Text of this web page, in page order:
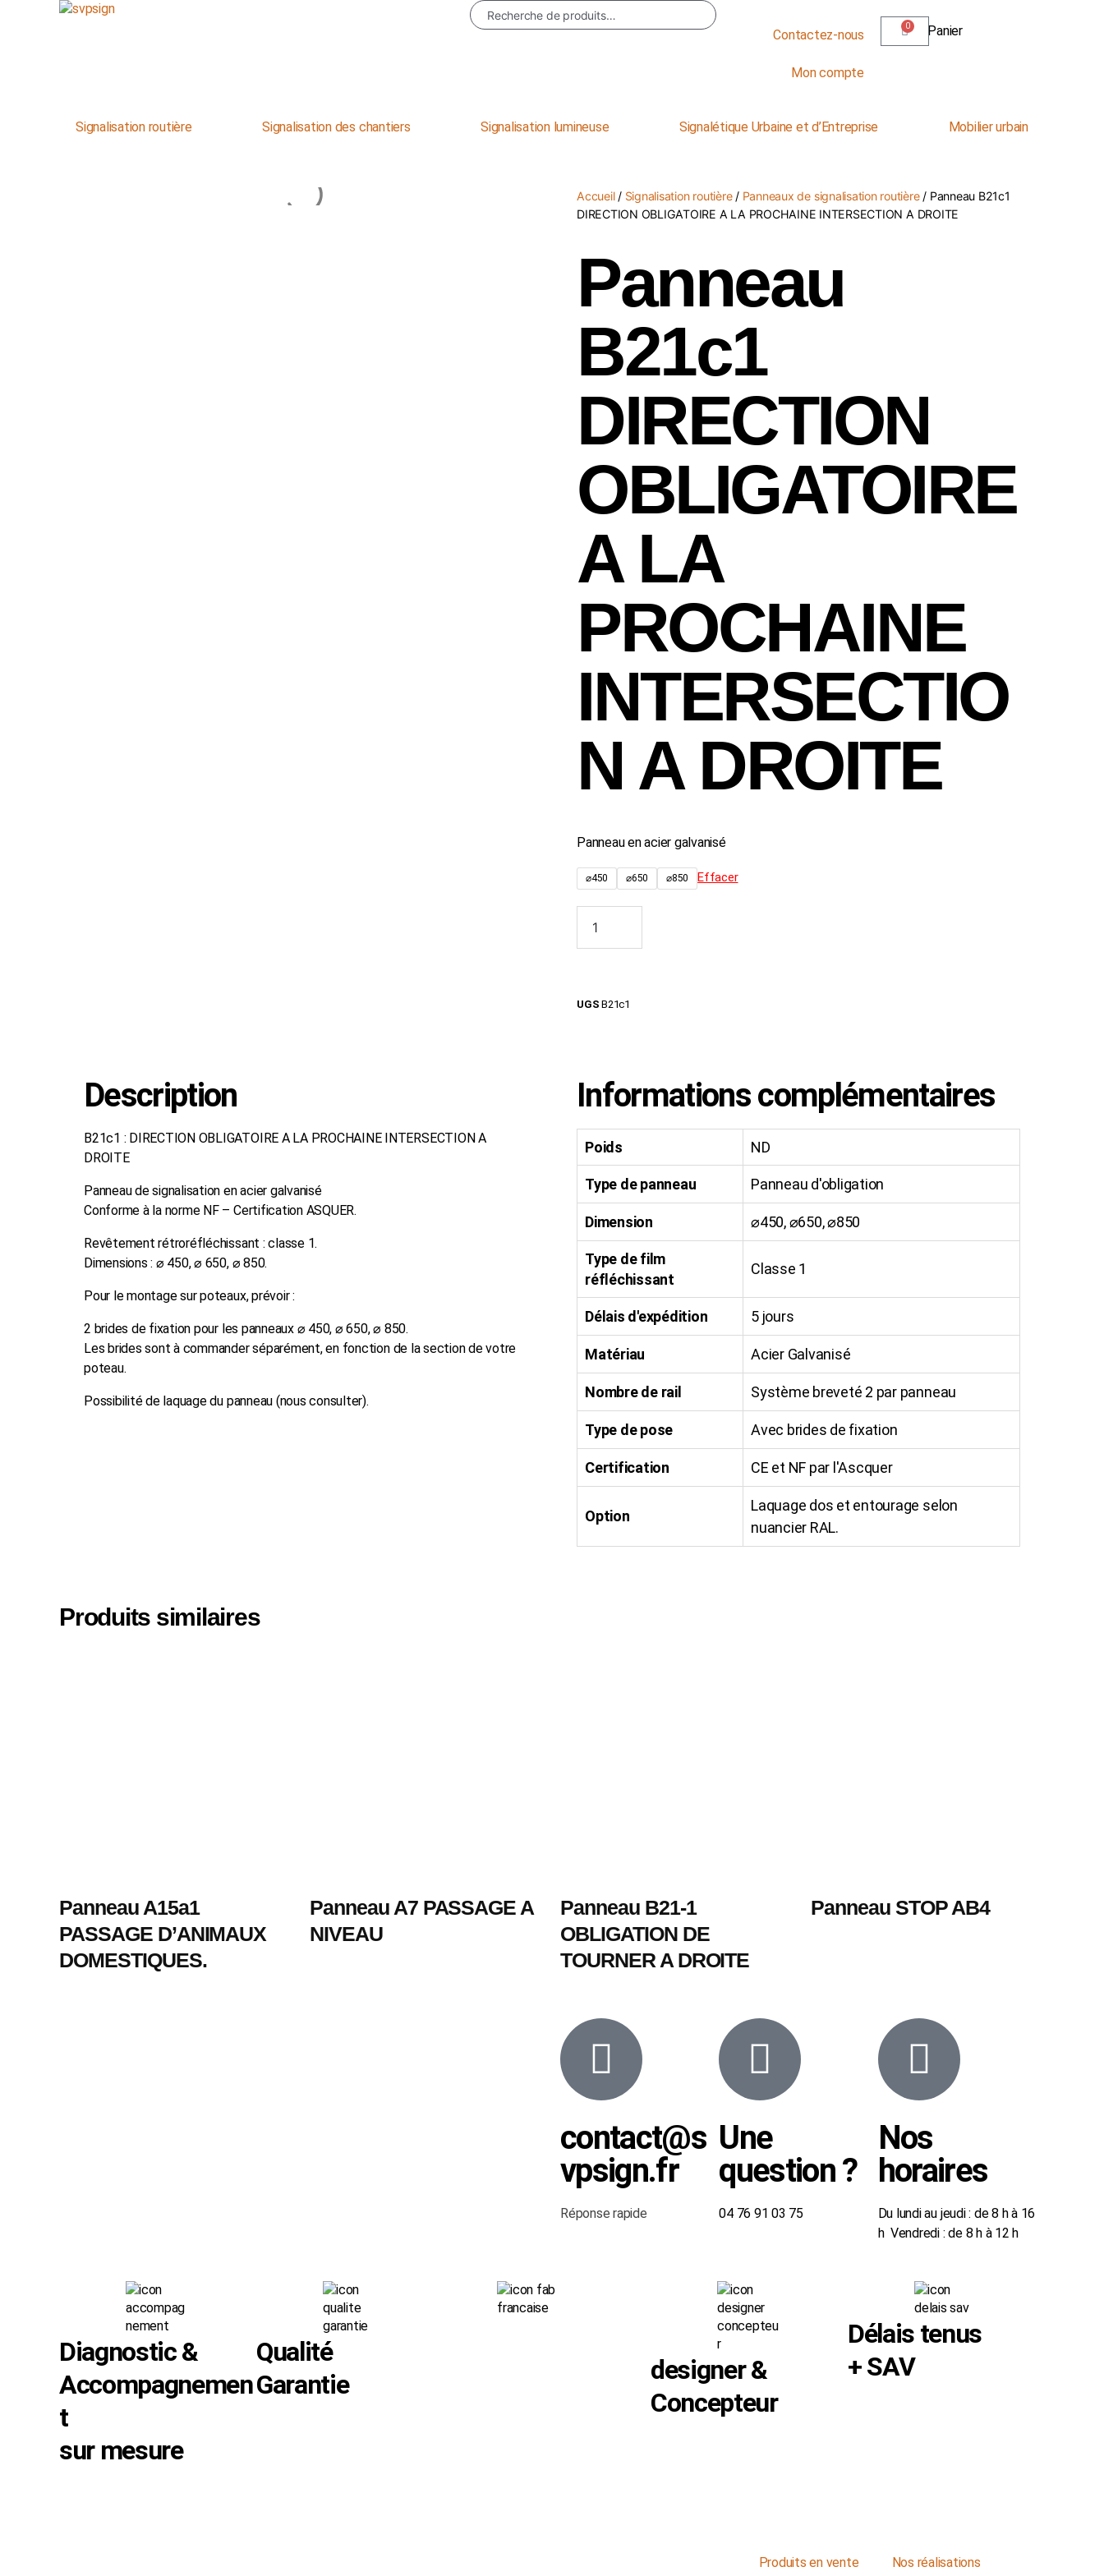
Contactez-nous
Mon compte
Panier
0
Signalisation routière Signalisation des chantiers Signalisation lumineuse Signalétique Urbaine et d’Entreprise Mobilier urbain
Accueil/ Signalisation routière/ Panneaux de signalisation routière/ Panneau B21c1
DIRECTION OBLIGATOIRE A LA PROCHAINE INTERSECTION A DROITE
Panneau
B21c1
DIRECTION
OBLIGATOIRE
A LA
PROCHAINE
INTERSECTIO
N A DROITE
Panneau en acier galvanisé
⌀450 ⌀650 ⌀850 Effacer
UGSB21c1
Description
B21c1 : DIRECTION OBLIGATOIRE A LA PROCHAINE INTERSECTION A
DROITE
Panneau de signalisation en acier galvanisé
Conforme à la norme NF – Certification ASQUER.
Revêtement rétroréfléchissant : classe 1.
Dimensions : ⌀ 450, ⌀ 650, ⌀ 850.
Pour le montage sur poteaux, prévoir :
2 brides de fixation pour les panneaux ⌀ 450, ⌀ 650, ⌀ 850.
Les brides sont à commander séparément, en fonction de la section de votre
poteau.
Possibilité de laquage du panneau (nous consulter).
Informations complémentaires
Poids ND
Type de panneau Panneau d'obligation
Dimension ⌀450, ⌀650, ⌀850
Type de film
réfléchissant
Classe 1
Délais d'expédition 5 jours
Matériau Acier Galvanisé
Nombre de rail Système breveté 2 par panneau
Type de pose Avec brides de fixation
Certification CE et NF par l'Ascquer
Option
Laquage dos et entourage selon
nuancier RAL.
Produits similaires
Panneau A15a1
PASSAGE D’ANIMAUX
DOMESTIQUES.
Panneau A7 PASSAGE A
NIVEAU
Panneau B21-1
OBLIGATION DE
TOURNER A DROITE
Panneau STOP AB4
contact@s
vpsign.fr
Réponse rapide
Une
question ?
04 76 91 03 75
Nos
horaires
Du lundi au jeudi : de 8 h à 16
h Vendredi : de 8 h à 12 h
Diagnostic &
Accompagnemen
t
sur mesure
Qualité
Garantie
designer &
Concepteur
Délais tenus
+ SAV
Produits en vente Nos réalisations